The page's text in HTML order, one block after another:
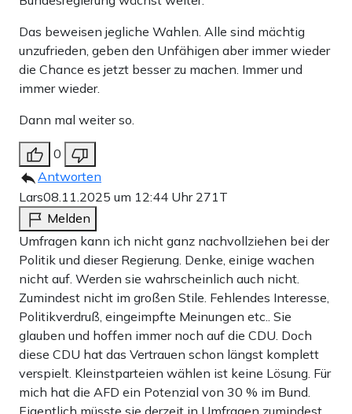
Das beweisen jegliche Wahlen. Alle sind mächtig
unzufrieden, geben den Unfähigen aber immer wieder
die Chance es jetzt besser zu machen. Immer und
immer wieder.
Dann mal weiter so.
0
Antworten
Lars08.11.2025 um 12:44 Uhr 271T
Melden
Umfragen kann ich nicht ganz nachvollziehen bei der
Politik und dieser Regierung. Denke, einige wachen
nicht auf. Werden sie wahrscheinlich auch nicht.
Zumindest nicht im großen Stile. Fehlendes Interesse,
Politikverdruß, eingeimpfte Meinungen etc.. Sie
glauben und hoffen immer noch auf die CDU. Doch
diese CDU hat das Vertrauen schon längst komplett
verspielt. Kleinstparteien wählen ist keine Lösung. Für
mich hat die AFD ein Potenzial von 30 % im Bund.
Eigentlich müsste sie derzeit in Umfragen zumindest